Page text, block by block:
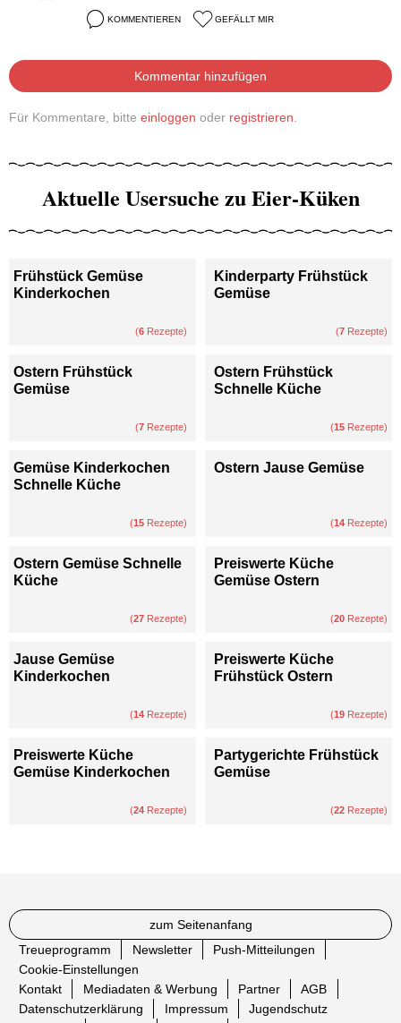
KOMMENTIEREN GEFÄLLT MIR
Kommentar hinzufügen
Für Kommentare, bitte einloggen oder registrieren
Aktuelle Usersuche zu Eier-Küken
Frühstück Gemüse
Kinderkochen
(6 Rezepte)
Kinderparty Frühstück
Gemüse
(7 Rezepte)
Ostern Frühstück
Gemüse
(7 Rezepte)
Ostern Frühstück
Schnelle Küche
(15 Rezepte)
Gemüse Kinderkochen
Schnelle Küche
(15 Rezepte)
Ostern Jause Gemüse
(14 Rezepte)
Ostern Gemüse Schnelle
Küche
(27 Rezepte)
Preiswerte Küche
Gemüse Ostern
(20 Rezepte)
Jause Gemüse
Kinderkochen
(14 Rezepte)
Preiswerte Küche
Frühstück Ostern
(19 Rezepte)
Preiswerte Küche
Gemüse Kinderkochen
(24 Rezepte)
Partygerichte Frühstück
Gemüse
(22 Rezepte)
zum Seitenanfang
Treueprogramm
Newsletter
Push-Mitteilungen
Cookie-Einstellungen
Kontakt
Mediadaten & Werbung Partner
AGB
Datenschutzerklärung
Impressum
Jugendschutz